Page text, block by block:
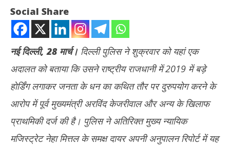
NOW VIEWING
Social Share
नई दिल्ली, 28 मार्च। दिल्ली पुलिस ने शुक्रवार को यहां एक
अदालत को बताया कि उसने राष्ट्रीय राजधानी में 2019 में बड़े
होर्डिंग लगाकर जनता के धन का कथित तौर पर दुरुपयोग करने के
आरोप में पूर्व मुख्यमंत्री अरविंद केजरीवाल और अन्य के खिलाफ
प्राथमिकी दर्ज की है। पुलिस ने अतिरिक्त मुख्य न्यायिक
मजिस्ट्रेट नेहा मित्तल के समक्ष दायर अपनी अनुपालन रिपोर्ट में यह